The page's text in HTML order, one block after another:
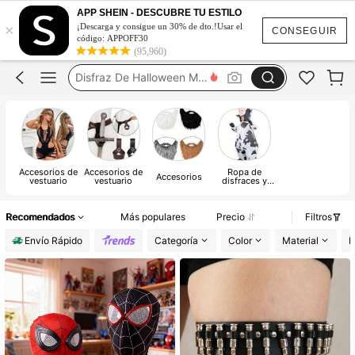
CONSEGUIR
×
APP SHEIN - DESCUBRE TU ESTILO
¡Descarga y consigue un 30% de dto.!Usar el
código: APPOFF30
(95,960)
Alas De Hada
Alas De Angel
Halloween Costume Women
Alas De Hada
Accesorios de
vestuario
Accesorios de
vestuario Accesorios Ropa de
disfraces y
Recomendados Más populares Precio
Filtros
Envío Rápido
Categoría Color Material